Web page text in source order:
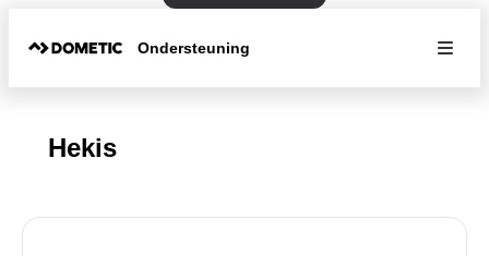
Ondersteuning
Hekis